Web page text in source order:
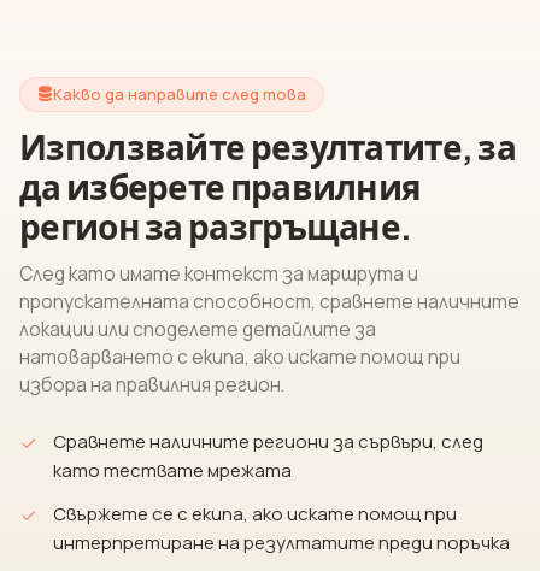
Какво да направите след това
Използвайте резултатите, за
да изберете правилния
регион за разгръщане.
След като имате контекст за маршрута и
пропускателната способност, сравнете наличните
локации или споделете детайлите за
натоварването с екипа, ако искате помощ при
избора на правилния регион.
Сравнете наличните региони за сървъри, след
като тествате мрежата
Свържете се с екипа, ако искате помощ при
интерпретиране на резултатите преди поръчка